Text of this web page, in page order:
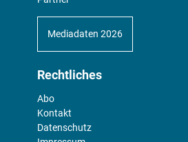
Mediadaten 2026
Rechtliches
Abo
Kontakt
Datenschutz